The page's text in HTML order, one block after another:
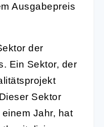
Ausgabepreis
der
Ein Sektor, der
Sektor
Jahr, hat